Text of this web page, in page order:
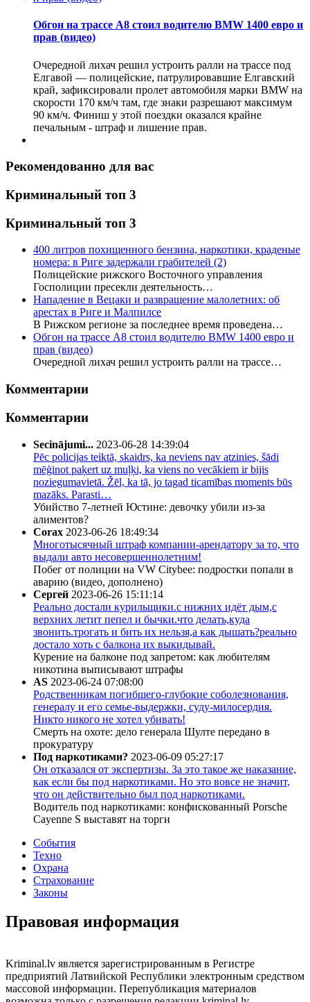
Обгон на трассе А8 стоил водителю BMW 1400 евро и
прав (видео)
Очередной лихач решил устроить ралли на трассе под
Елгавой — полицейские, патрулировавшие Елгавский
край, зафиксировали пролет автомобиля марки BMW на
скорости 170 км/ч там, где знаки разрешают максимум
90 км/ч. Финиш у этой поездки оказался крайне
печальным - штраф и лишение прав.
Рекомендованно для вас
Криминальный топ 3
Криминальный топ 3
400 литров похищенного бензина, наркотики, краденые
номера: в Риге задержали грабителей (2)
Полицейские рижского Восточного управления
Госполиции пресекли деятельность…
Нападение в Вецаки и развращение малолетних: об
арестах в Риге и Малпилсе
В Рижском регионе за последнее время проведена…
Обгон на трассе А8 стоил водителю BMW 1400 евро и
прав (видео)
Очередной лихач решил устроить ралли на трассе…
Комментарии
Комментарии
Secinājumi... 2023-06-28 14:39:04
Pēc policijas teiktā, skaidrs, ka neviens nav atzinies, šādi
mēģinot paķert uz muļķi, ka viens no vecākiem ir bijis
noziegumavietā. Žēl, ka tā, jo tagad ticamības moments būs
mazāks. Parasti…
Убийство 7-летней Юстине: девочку убили из-за
алиментов?
Corax 2023-06-26 18:49:34
Многотысячный штраф компании-арендатору за то, что
выдали авто несовершеннолетним!
Побег от полиции на VW Citybee: подростки попали в
аварию (видео, дополнено)
Сергей 2023-06-26 15:11:14
Реально достали курильщики.с нижних идёт дым,с
верхних летит пепел и бычки.что делать,куда
звонить.трогать и бить их нельзя,а как дышать?реально
достало хоть с балкона их выкидывай.
Курение на балконе под запретом: как любителям
никотина выписывают штрафы
AS 2023-06-24 07:08:00
Родственникам погибшего-глубокие соболезнования,
генералу и его семье-выдержки, суду-милосердия.
Никто никого не хотел убивать!
Смерть на охоте: дело генерала Шулте передано в
прокуратуру
Под наркотиками? 2023-06-09 05:27:17
Он отказался от экспертизы. За это такое же наказание,
как если бы под наркотиками. Но это вовсе не значит,
что он действительно был под наркотиками.
Водитель под наркотиками: конфискованный Porsche
Cayenne S выставят на торги
События
Техно
Охрана
Страхование
Законы
Правовая информация
Kriminal.lv является зарегистрированным в Регистре
предприятий Латвийской Республики электронным средством
массовой информации. Перепубликация материалов